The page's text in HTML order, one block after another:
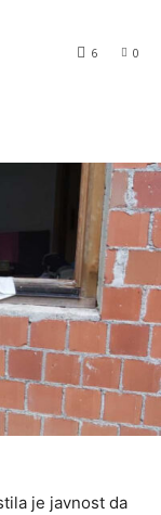
0
6
je javnost da